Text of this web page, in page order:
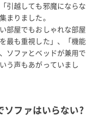
引越しても邪魔にならな
まりました。
部屋でもおしゃれな部屋
最も重視した」、「機能
ソファとベッドが兼用で
う声もあがっていまし
ソファはいらない?